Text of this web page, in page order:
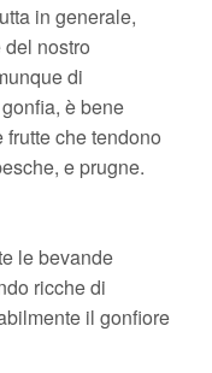
in generale,
nostro
di
è bene
che tendono
e prugne.
le bevande
ricche di
il gonfiore